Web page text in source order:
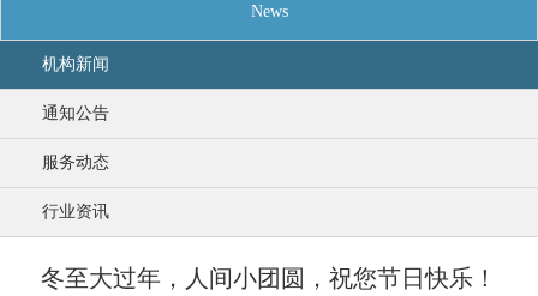
News
机构新闻
通知公告
服务动态
行业资讯
冬至大过年，人间小团圆，祝您节日快乐！